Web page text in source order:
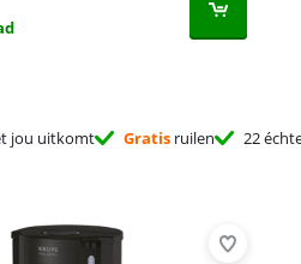
jou uitkomt Gratisruilen 22